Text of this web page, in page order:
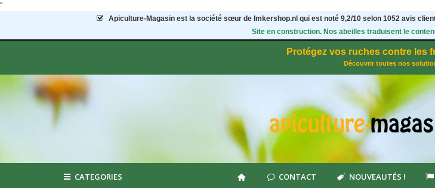
"
Apiculture-Magasin est la société sœur de Imkershop.nl qui est noté 9,2/10 selon 1052avis
Site en construction. Nos abeilles traduisent le
Protégez vos ruches contre les
Découvrir toutes nos
CATEGORIES CONTACT NOUVEAUTÉS !